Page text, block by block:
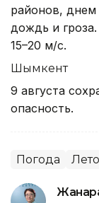
районов,
дождь и
15–20 м/с.
Шымкент
9 августа
опасность.
Погода Лето